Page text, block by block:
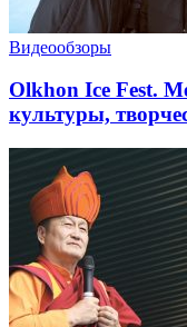
Видеообзоры
Olkhon Ice Fest.
культуры,